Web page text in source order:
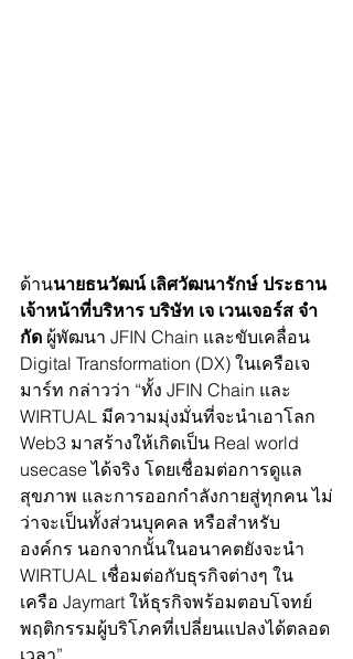
ด้านนายธนวัฒน์ เลิศวัฒนารักษ์ ประธาน
เจ้าหน้าที่บริหาร บริษัท เจ เวนเจอร์ส จํา
กัด ผู้พัฒนา JFIN Chain และขับเคลื่อน
Digital Transformation (DX) ในเครือเจ
มาร์ท กล่าวว่า “ทั้ง JFIN Chain และ
WIRTUAL มีความมุ่งมั่นที่จะนำเอาโลก
Web3 มาสร้างให้เกิดเป็น Real world
usecase ได้จริง โดยเชื่อมต่อการดูแล
สุขภาพ และการออกกำลังกายสู่ทุกคน ไม่
ว่าจะเป็นทั้งส่วนบุคคล หรือสำหรับ
องค์กร นอกจากนั้นในอนาคตยังจะนำ
WIRTUAL เชื่อมต่อกับธุรกิจต่างๆ ใน
เครือ Jaymart ให้ธุรกิจพร้อมตอบโจทย์
พฤติกรรมผู้บริโภคที่เปลี่ยนแปลงได้ตลอด
เวลา”